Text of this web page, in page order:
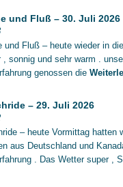
und Fluß – 30. Juli 2026
und Fluß – heute wieder in
, sonnig und sehr warm .
genossen die
– 29. Juli 2026
– heute Vormittag hatten
aus Deutschland und
. Das Wetter super ,